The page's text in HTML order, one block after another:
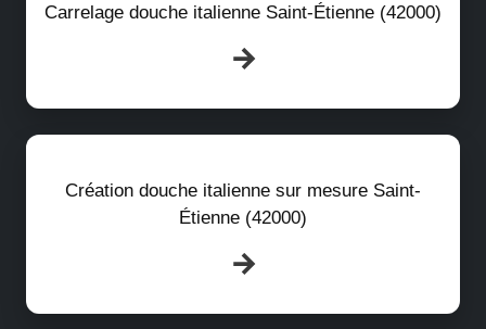
Carrelage douche italienne Saint-Étienne (42000)
Création douche italienne sur mesure Saint-
Étienne (42000)